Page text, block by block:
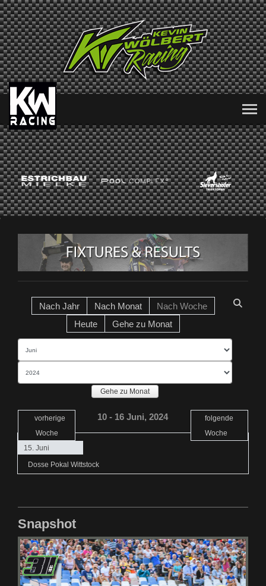
Nach Jahr Nach Monat
Nach Woche
Heute
Gehe zu Monat
Gehe zu Monat
vorherige
Woche
10 - 16 Juni, 2024
folgende
Woche
15. Juni
Dosse Pokal Wittstock
Snapshot